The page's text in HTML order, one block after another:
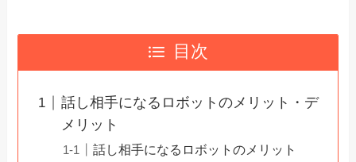
目次
話し相手になるロボットのメリット・デ
メリット
話し相手になるロボットのメリット